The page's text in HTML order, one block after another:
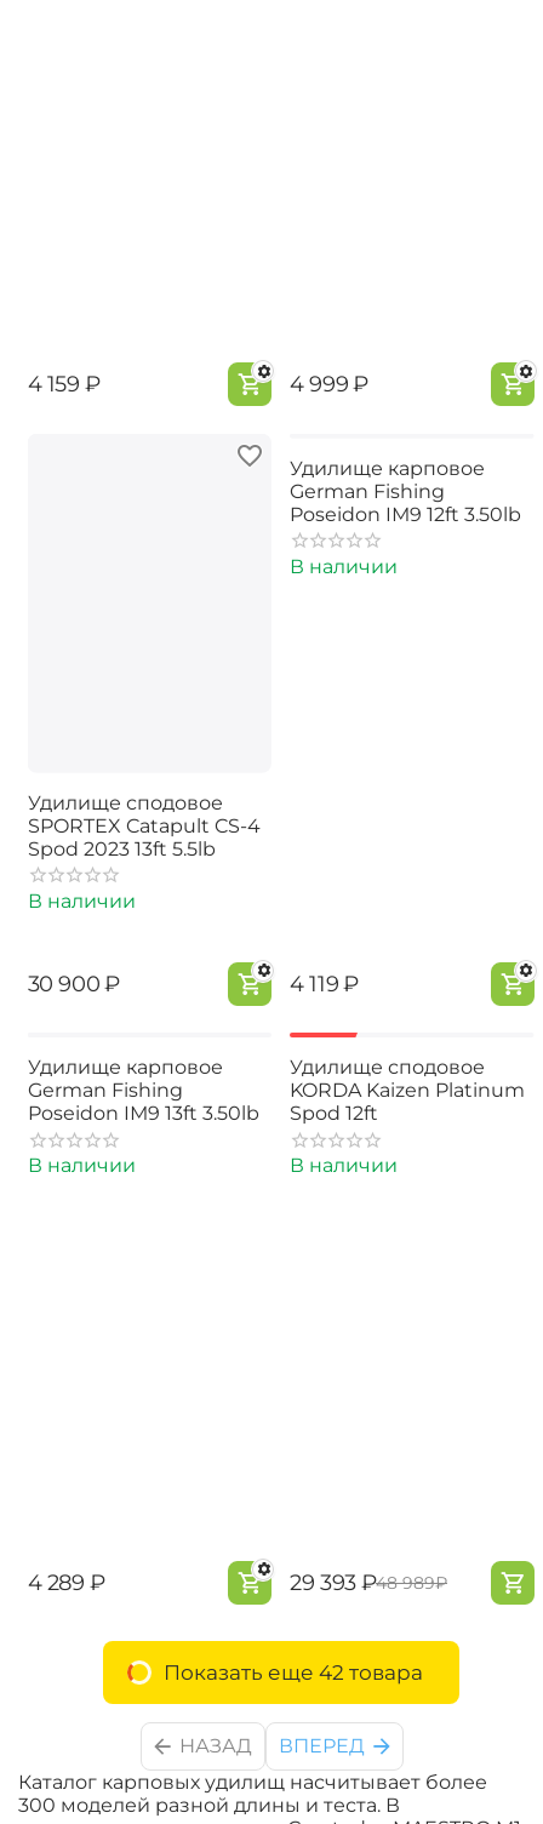
Каталог карповых удилищ насчитывает более
300 моделей разной длины и теста. В
‍4 159‍ ₽ ‍4 999‍₽
Удилище сподовое
SPORTEX Catapult CS-4
Spod 2023 13ft 5.5lb
В наличии
‍30 900‍₽
Удилище карповое
German Fishing
Poseidon IМ9 12ft 3.50lb
В наличии
‍4 119‍₽
Удилище карповое
German Fishing
Poseidon IМ9 13ft 3.50lb
В наличии
‍4 289‍ ₽
Удилище сподовое
KORDA Kaizen Platinum
Spod 12ft
В наличии
‍29 393‍₽‍48 989‍₽
Показать еще 42 товара
НАЗАД ВПЕРЕД